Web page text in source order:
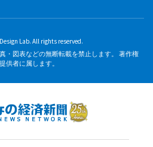
Lab. All rights reserved.
・図表などの無断転載を禁止します。 著作権
供者に属します。